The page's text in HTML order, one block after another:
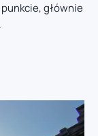
głównie